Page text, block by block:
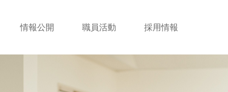
情報公開 職員活動 採用情報